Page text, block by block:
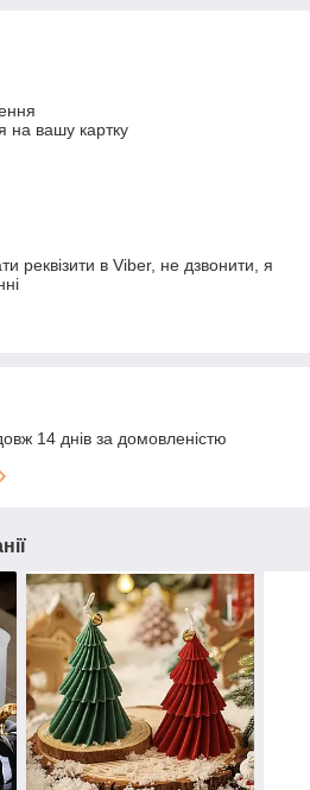
на вашу картку
реквізити в Viber, не дзвонити, я
14 днів за домовленістю